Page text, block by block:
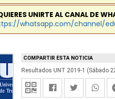
UNIRTE AL CANAL DE
whatsapp.com/channel/
COMPARTIR ESTA NOTICIA